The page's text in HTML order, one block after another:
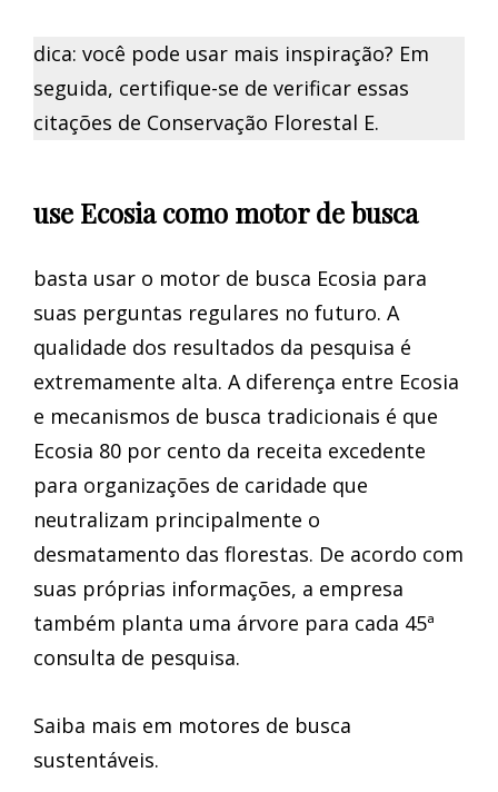
dica: você pode usar mais inspiração? Em
seguida, certifique-se de verificar essas
citações de Conservação Florestal E.
use Ecosia como motor de busca
basta usar o motor de busca Ecosia para
suas perguntas regulares no futuro. A
qualidade dos resultados da pesquisa é
extremamente alta. A diferença entre Ecosia
e mecanismos de busca tradicionais é que
Ecosia 80 por cento da receita excedente
para organizações de caridade que
neutralizam principalmente o
desmatamento das florestas. De acordo com
suas próprias informações, a empresa
também planta uma árvore para cada 45ª
consulta de pesquisa.
Saiba mais em motores de busca
sustentáveis.